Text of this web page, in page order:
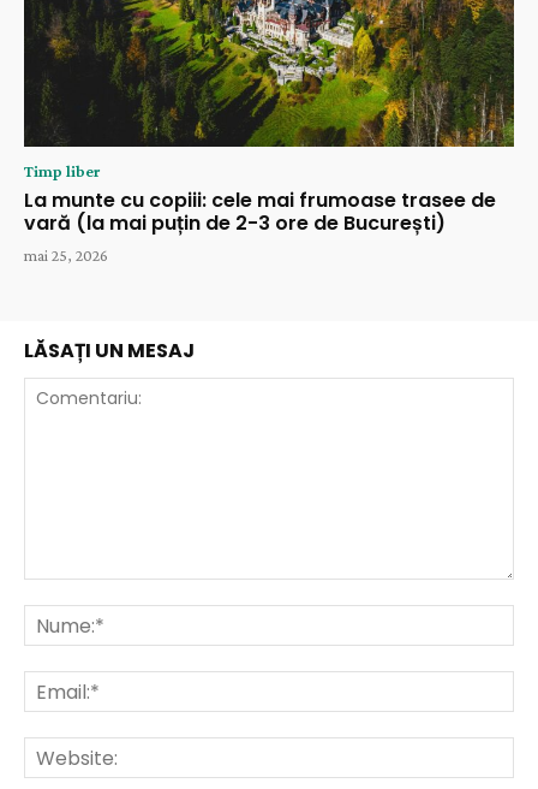
Timp liber
La munte cu copiii: cele mai frumoase trasee de
vară (la mai puțin de 2-3 ore de București)
mai 25, 2026
LĂSAȚI UN MESAJ